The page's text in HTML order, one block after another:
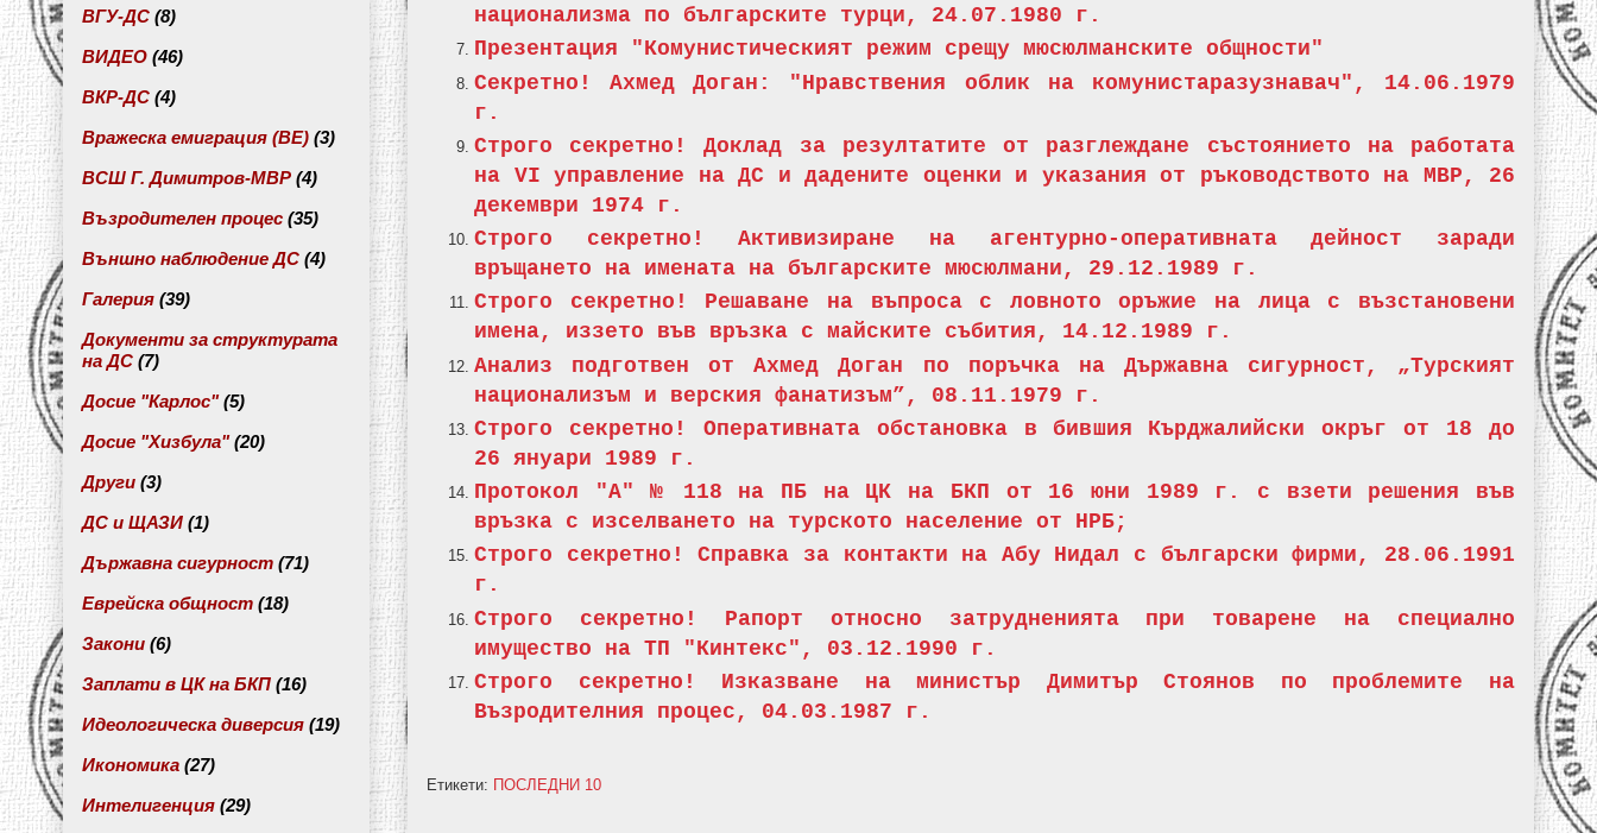
национализма по българските турци, 24.07.1980 г.
Презентация "Комунистическият режим срещу мюсюлманските общности"
Секретно! Ахмед Доган: "Нравствения облик на комунистаразузнавач", 14.06.1979
г.
Строго секретно! Доклад за резултатите от разглеждане състоянието на работата
на VІ управление на ДС и дадените оценки и указания от ръководството на МВР, 26
декември 1974 г.
Строго секретно! Активизиране на агентурно-оперативната дейност заради
връщането на имената на българските мюсюлмани, 29.12.1989 г.
Строго секретно! Решаване на въпроса с ловното оръжие на лица с възстановени
имена, иззето във връзка с майските събития, 14.12.1989 г.
Анализ подготвен от Ахмед Доган по поръчка на Държавна сигурност, „Турският
национализъм и верския фанатизъм”, 08.11.1979 г.
Строго секретно! Оперативната обстановка в бившия Кърджалийски окръг от 18 до
26 януари 1989 г.
Протокол "А" № 118 на ПБ на ЦК на БКП от 16 юни 1989 г. с взети решения във
връзка с изселването на турското население от НРБ;
Строго секретно! Справка за контакти на Абу Нидал с български фирми, 28.06.1991
г.
Строго секретно! Рапорт относно затрудненията при товарене на специално
имущество на ТП "Кинтекс", 03.12.1990 г.
Строго секретно! Изказване на министър Димитър Стоянов по проблемите на
Възродителния процес, 04.03.1987 г.
Етикети: ПОСЛЕДНИ 10
ВГУ-ДС (8)
ВИДЕО (46)
ВКР-ДС (4)
Вражеска емиграция (ВЕ) (3)
ВСШ Г. Димитров-МВР (4)
Възродителен процес (35)
Външно наблюдение ДС (4)
Галерия (39)
Документи за структурата
на ДС (7)
Досие "Карлос" (5)
Досие "Хизбула" (20)
Други (3)
ДС и ЩАЗИ (1)
Държавна сигурност (71)
Еврейска общност (18)
Закони (6)
Заплати в ЦК на БКП (16)
Идеологическа диверсия (19)
Икономика (27)
Интелигенция (29)